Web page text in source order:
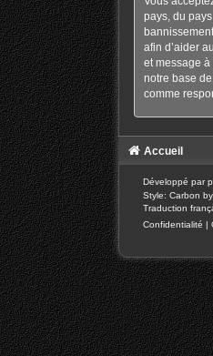
pays, du
afin d’aider
et message
notre base
comme
Accueil
Développé par
Style: Carbon
Traduction
Confidentialité |